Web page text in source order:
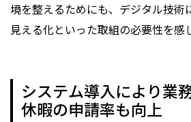
境を整えるためにも、デジタル技術
見える化といった取組の必要性を感
システム導入により業
休暇の申請率も向上